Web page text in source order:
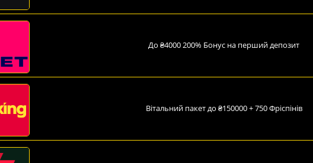
До ₴4000 200% Бонус на перший депозит
Вітальний пакет до ₴150000 + 750 Фріспінів